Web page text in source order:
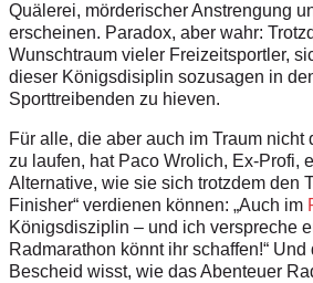
Quälerei, mörderischer Anstrengung
erscheinen. Paradox, aber wahr:
Wunschtraum vieler Freizeitsportler,
dieser Königsdisiplin sozusagen in
Sporttreibenden zu hieven.
Für alle, die aber auch im Traum nicht
zu laufen, hat Paco Wrolich, Ex-Profi,
Alternative, wie sie sich trotzdem den
Finisher“ verdienen können: „Auch im
Königsdisziplin – und ich verspreche
Radmarathon könnt ihr schaffen!“
Bescheid wisst, wie das Abenteuer